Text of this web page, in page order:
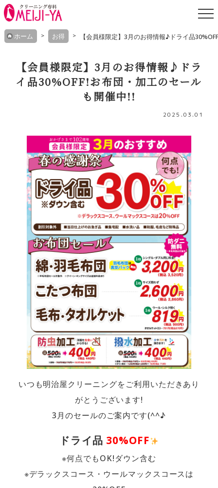
Skip
to
ホーム お得 【会員様限定】3月のお得情報♪ドライ品
【会員様限定】3月のお得情報♪ドラ
イ品30%OFF!お布団・加工のセール
も開催中!!
2025.03.01
いつも明治屋クリーニングをご利用いただきあり
がとうございます!
3月のセールのご案内です(^^♪
ドライ品 30%OFF
※何点でもOK!ダウン含む
※デラックスコース・ウールマックスコースは